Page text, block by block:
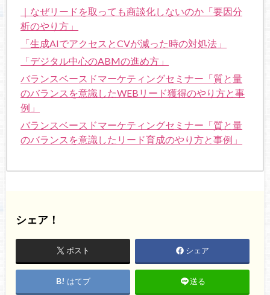
｜なぜリードを取っても商談化しないのか「要因分
析のやり方」
「生成AIでアクセスとCVが減った時の対処法」
「デジタル中心のABMの進め方」
バランスベースドマーケティングセミナー「質と量
のバランスを意識したWEBリード獲得のやり方と事
例」
バランスベースドマーケティングセミナー「質と量
のバランスを意識したリード育成のやり方と事例」
シェア！
ポスト シェア
はてブ 送る